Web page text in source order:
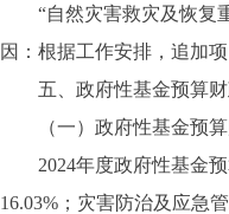
“自然灾害救灾及恢复重
因：根据工作安排，追加
五、政府性基金预算财
（一）政府性基金预算
2024年度政府性基金预
16.03%；灾害防治及应急